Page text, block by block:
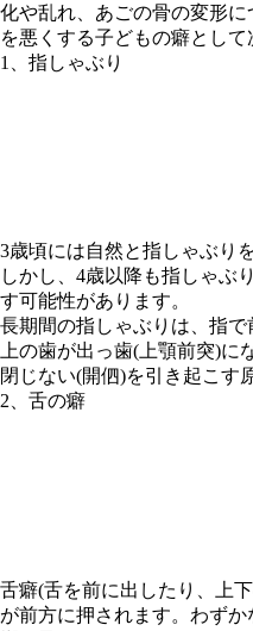
化や乱れ、あごの骨の変形
を悪くする子どもの癖として
1、指しゃぶり
3歳頃には自然と指しゃぶり
しかし、4歳以降も指しゃぶ
す可能性があります。
長期間の指しゃぶりは、指で
上の歯が出っ歯(上顎前突)
閉じない(開伵)を引き起こす
2、舌の癖
舌癖(舌を前に出したり、上
が前方に押されます。わず